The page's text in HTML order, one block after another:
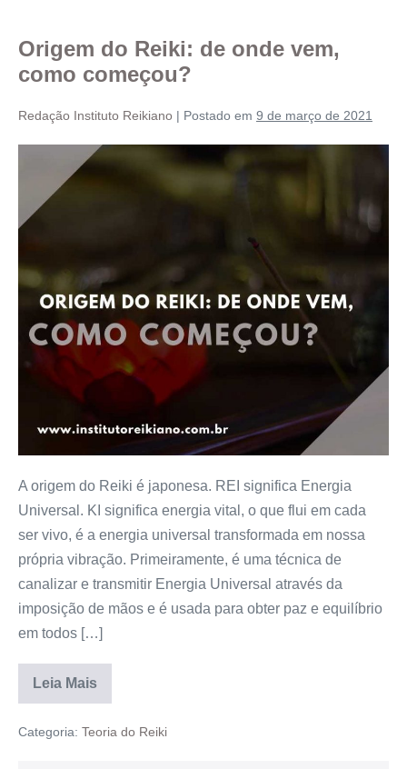
Origem do Reiki: de onde vem,
como começou?
Redação Instituto Reikiano | Postado em 9 de março de 2021
A origem do Reiki é japonesa. REI significa Energia
Universal. KI significa energia vital, o que flui em cada
ser vivo, é a energia universal transformada em nossa
própria vibração. Primeiramente, é uma técnica de
canalizar e transmitir Energia Universal através da
imposição de mãos e é usada para obter paz e equilíbrio
em todos […]
Leia Mais
Categoria: Teoria do Reiki